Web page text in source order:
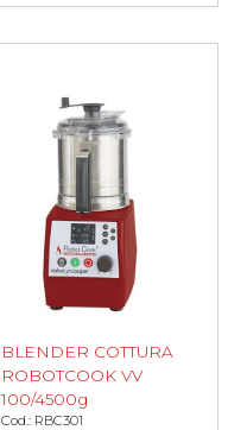
BLENDER COTTURA
ROBOTCOOK VV
100/4500g
Cod.: RBC301